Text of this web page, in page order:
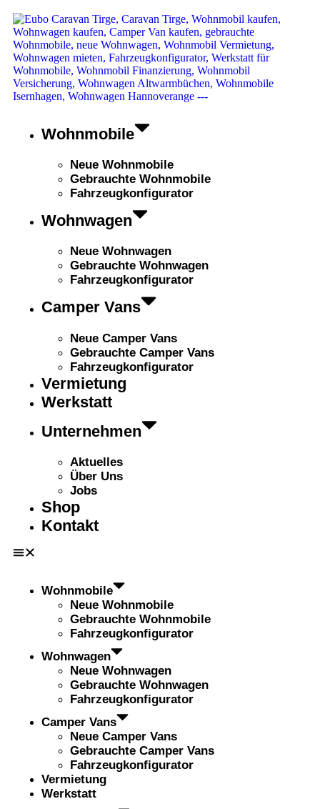
Wohnmobile
Neue Wohnmobile
Gebrauchte Wohnmobile
Fahrzeugkonfigurator
Wohnwagen
Neue Wohnwagen
Gebrauchte Wohnwagen
Fahrzeugkonfigurator
Camper Vans
Neue Camper Vans
Gebrauchte Camper Vans
Fahrzeugkonfigurator
Vermietung
Werkstatt
Unternehmen
Aktuelles
Über Uns
Jobs
Shop
Kontakt
Wohnmobile
Neue Wohnmobile
Gebrauchte Wohnmobile
Fahrzeugkonfigurator
Wohnwagen
Neue Wohnwagen
Gebrauchte Wohnwagen
Fahrzeugkonfigurator
Camper Vans
Neue Camper Vans
Gebrauchte Camper Vans
Fahrzeugkonfigurator
Vermietung
Werkstatt